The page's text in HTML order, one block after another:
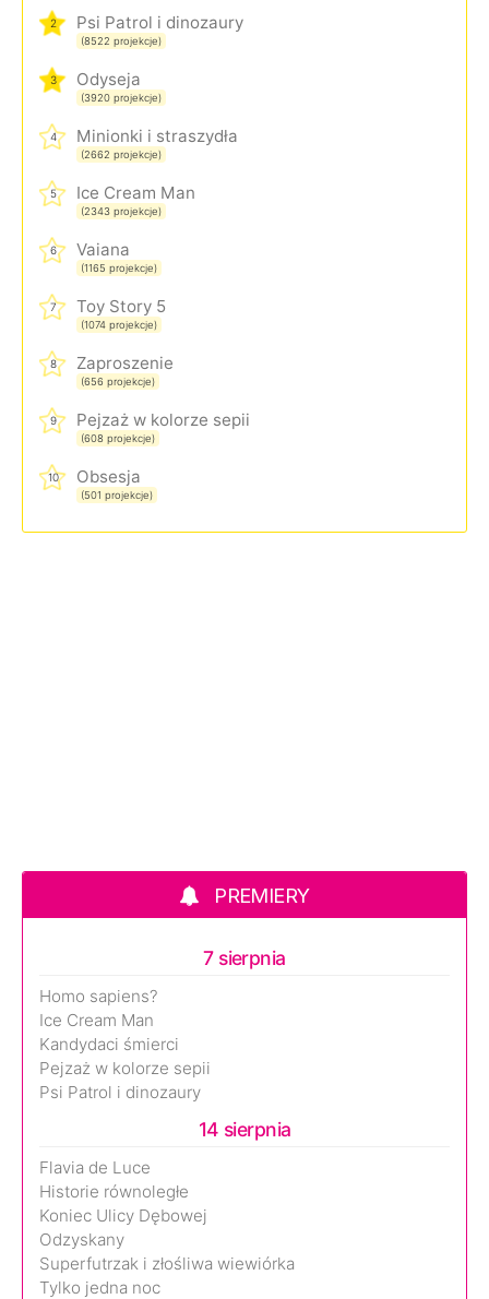
2 Psi Patrol i dinozaury
(8522 projekcje)
3 Odyseja
(3920 projekcje)
4 Minionki i straszydła
(2662 projekcje)
5 Ice Cream Man
(2343 projekcje)
6 Vaiana
(1165 projekcje)
7 Toy Story 5
(1074 projekcje)
8 Zaproszenie
(656 projekcje)
9 Pejzaż w kolorze sepii
(608 projekcje)
10 Obsesja
(501 projekcje)
PREMIERY
7 sierpnia
Homo sapiens?
Ice Cream Man
Kandydaci śmierci
Pejzaż w kolorze sepii
Psi Patrol i dinozaury
14 sierpnia
Flavia de Luce
Historie równoległe
Koniec Ulicy Dębowej
Odzyskany
Superfutrzak i złośliwa wiewiórka
Tylko jedna noc